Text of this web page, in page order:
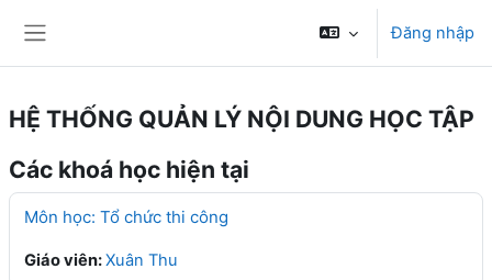
Đăng nhập
HỆ THỐNG QUẢN LÝ NỘI DUNG HỌC TẬP
Các khoá học hiện tại
Môn học: Tổ chức thi công
Giáo viên:Xuân Thu